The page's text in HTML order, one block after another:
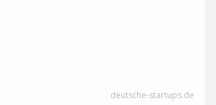
deutsche-startups.de